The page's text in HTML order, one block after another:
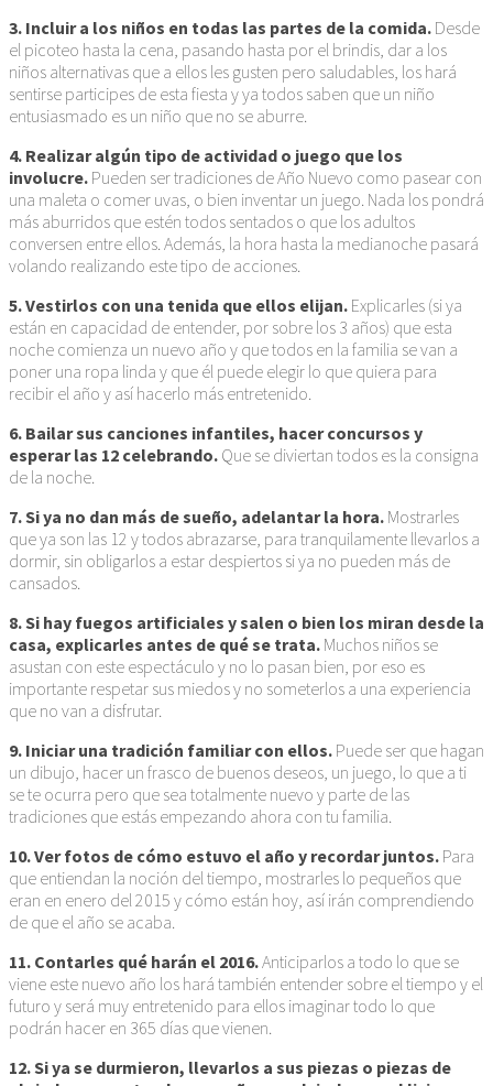
3. Incluir a los niños en todas las partes de la comida. Desde
el picoteo hasta la cena, pasando hasta por el brindis, dar a los
niños alternativas que a ellos les gusten pero saludables, los hará
sentirse participes de esta fiesta y ya todos saben que un niño
entusiasmado es un niño que no se aburre.
4. Realizar algún tipo de actividad o juego que los
involucre. Pueden ser tradiciones de Año Nuevo como pasear con
una maleta o comer uvas, o bien inventar un juego. Nada los pondrá
más aburridos que estén todos sentados o que los adultos
conversen entre ellos. Además, la hora hasta la medianoche pasará
volando realizando este tipo de acciones.
5. Vestirlos con una tenida que ellos elijan. Explicarles (si ya
están en capacidad de entender, por sobre los 3 años) que esta
noche comienza un nuevo año y que todos en la familia se van a
poner una ropa linda y que él puede elegir lo que quiera para
recibir el año y así hacerlo más entretenido.
6. Bailar sus canciones infantiles, hacer concursos y
esperar las 12 celebrando. Que se diviertan todos es la consigna
de la noche.
7. Si ya no dan más de sueño, adelantar la hora. Mostrarles
que ya son las 12 y todos abrazarse, para tranquilamente llevarlos a
dormir, sin obligarlos a estar despiertos si ya no pueden más de
cansados.
8. Si hay fuegos artificiales y salen o bien los miran desde la
casa, explicarles antes de qué se trata. Muchos niños se
asustan con este espectáculo y no lo pasan bien, por eso es
importante respetar sus miedos y no someterlos a una experiencia
que no van a disfrutar.
9. Iniciar una tradición familiar con ellos. Puede ser que hagan
un dibujo, hacer un frasco de buenos deseos, un juego, lo que a ti
se te ocurra pero que sea totalmente nuevo y parte de las
tradiciones que estás empezando ahora con tu familia.
10. Ver fotos de cómo estuvo el año y recordar juntos. Para
que entiendan la noción del tiempo, mostrarles lo pequeños que
eran en enero del 2015 y cómo están hoy, así irán comprendiendo
de que el año se acaba.
11. Contarles qué harán el 2016.Anticiparlos a todo lo que se
viene este nuevo año los hará también entender sobre el tiempo y el
futuro y será muy entretenido para ellos imaginar todo lo que
podrán hacer en 365 días que vienen.
12. Si ya se durmieron, llevarlos a sus piezas o piezas de